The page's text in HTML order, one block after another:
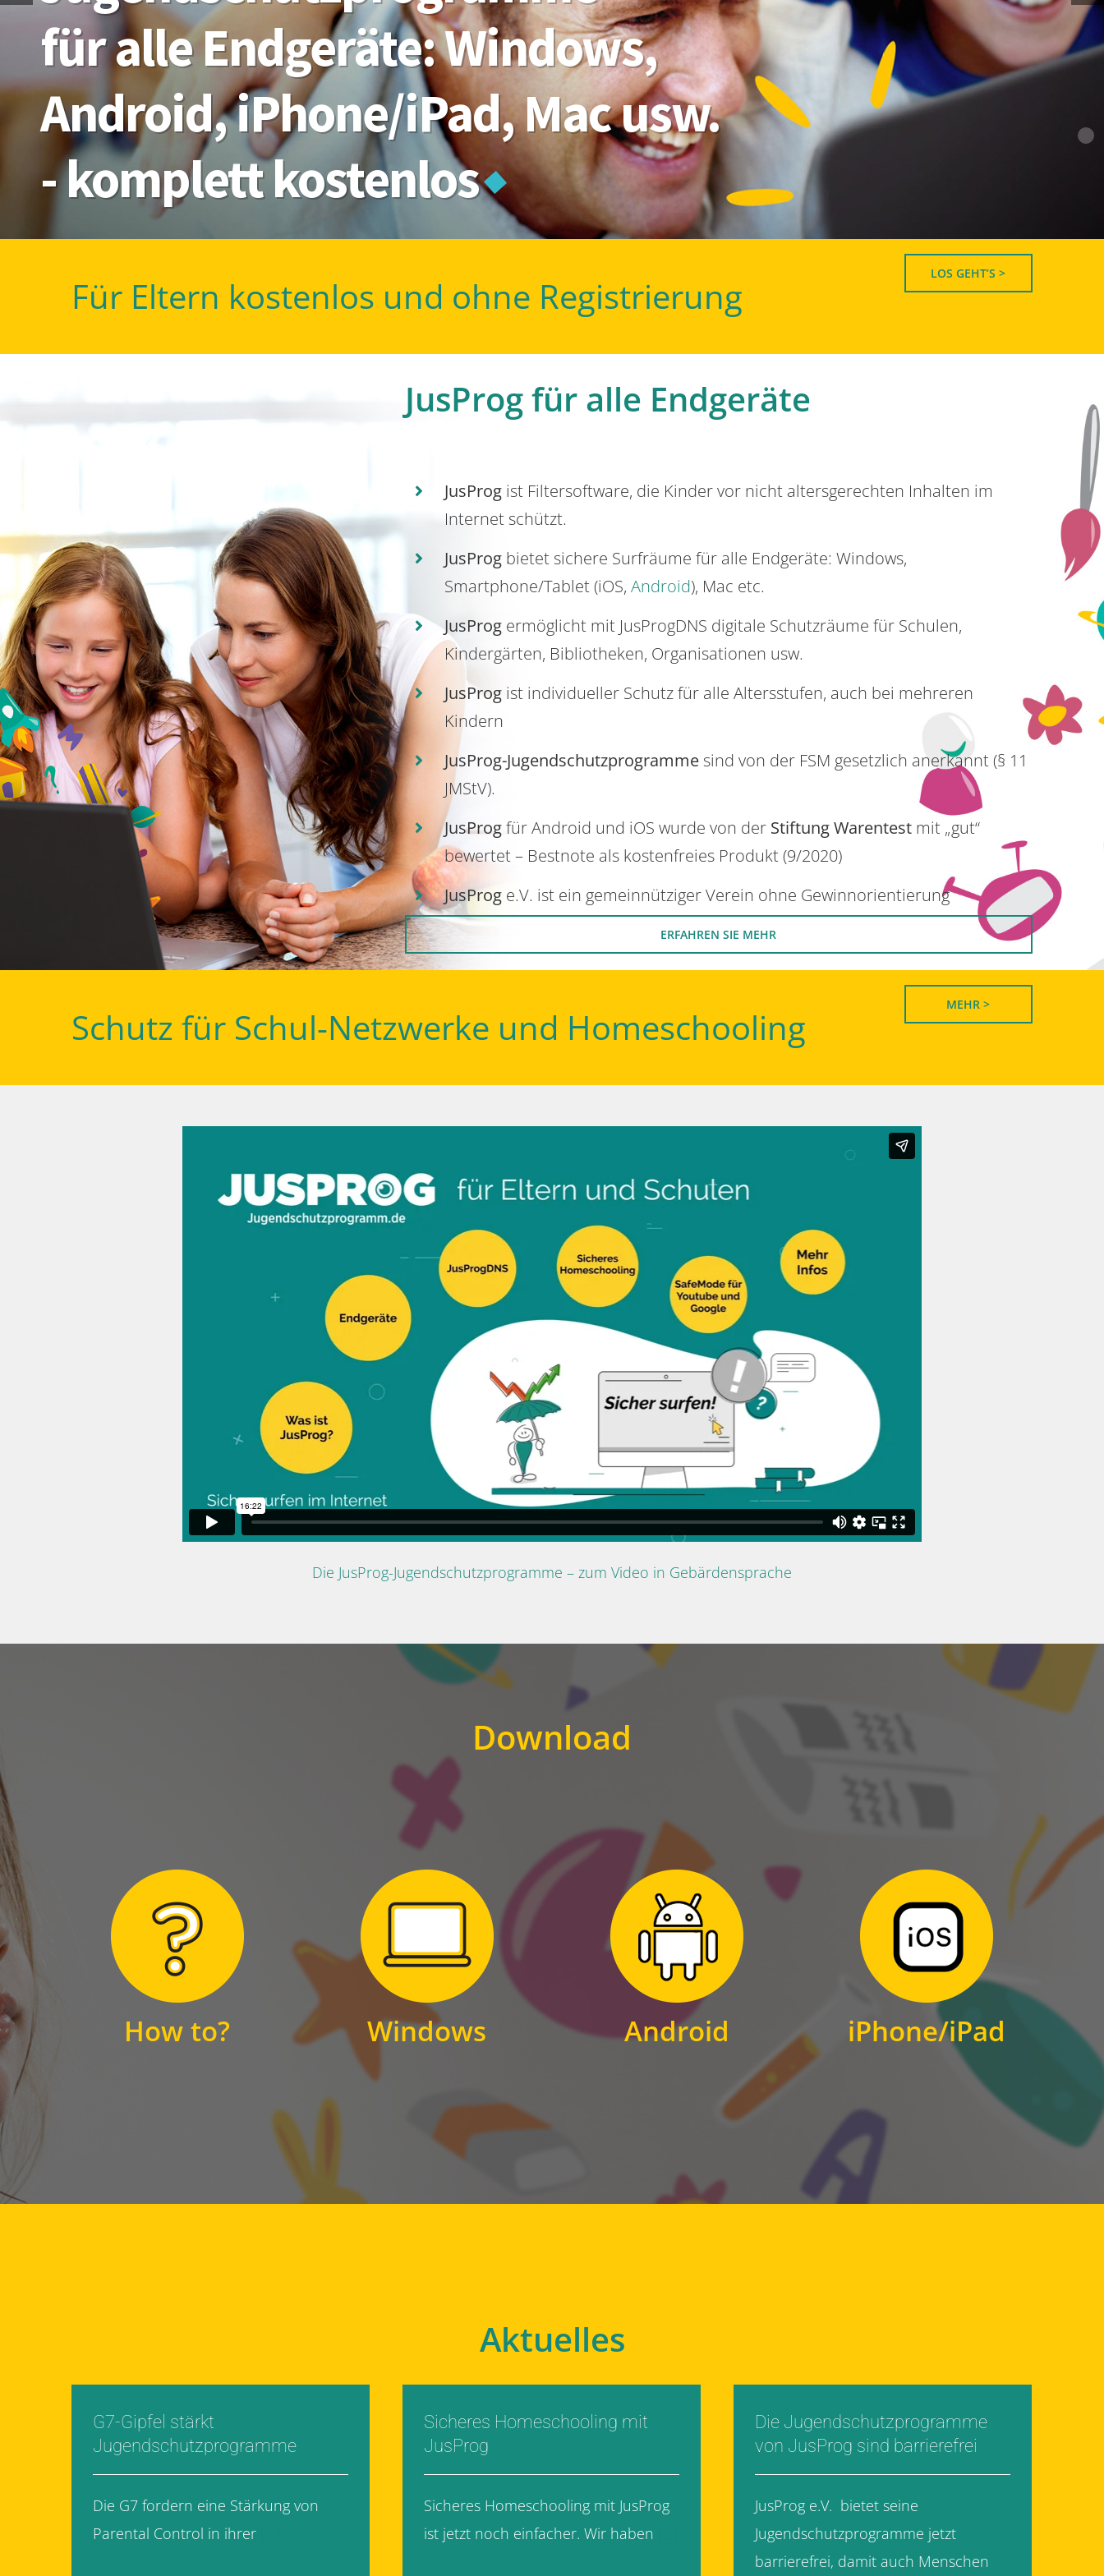
- komplett kostenlos
Android, iPhone/iPad, Mac usw.
für alle Endgeräte: Windows,
Für Eltern kostenlos und ohne Registrierung
LOS GEHT’S >
JusProg für alle Endgeräte
JusProgist Filtersoftware, die Kinder vor nicht altersgerechten Inhalten im
Internet schützt.
JusProgbietet sichere Surfräume für alle Endgeräte: Windows,
Smartphone/Tablet (iOS, Android), Mac etc.
JusProg ermöglicht mit JusProgDNS digitale Schutzräume für Schulen,
Kindergärten, Bibliotheken, Organisationen usw.
JusProgist individueller Schutz für alle Altersstufen, auch bei mehreren
Kindern
JusProg-Jugendschutzprogrammesind von der FSM gesetzlich anerkannt (§ 11
JMStV).
JusProgfür Android und iOS wurde von der Stiftung Warentestmit „gut“
bewertet – Bestnote als kostenfreies Produkt (9/2020)
JusProge.V. ist ein gemeinnütziger Verein ohne Gewinnorientierung
ERFAHREN SIE MEHR
Schutz für Schul-Netzwerke und Homeschooling
MEHR >
Die JusProg-Jugendschutzprogramme – zum Video in Gebärdensprache
Download
How to?
Hier finden Sie
Windows
Zum Download
für Windows
Android
Zum Download
für Android
iPhone/iPad
Zum Download
für iPhone und iPad
Aktuelles
G7-Gipfel stärkt
Jugendschutzprogramme
Die G7 fordern eine Stärkung von
Parental Control in ihrer
Sicheres Homeschooling mit
JusProg
Sicheres Homeschooling mit JusProg
ist jetzt noch einfacher. Wir haben
Die Jugendschutzprogramme
von JusProg sind barrierefrei
JusProg e.V. bietet seine
Jugendschutzprogramme jetzt
barrierefrei, damit auch Menschen